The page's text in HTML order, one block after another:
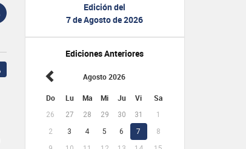
Edición del
7 de Agosto de 2026
Ediciones Anteriores
Agosto 2026
Do Lu Ma Mi Ju Vi Sa
26 27 28 29 30 31
1
2
3 4 5 6 7
8